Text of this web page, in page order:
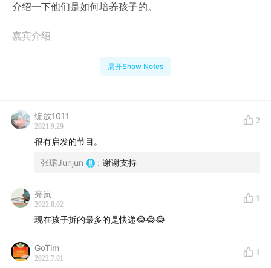
介绍一下他们是如何培养孩子的。
嘉宾介绍
赵琨，12岁开始学习编程，23年互联网从业经历，国内首
网，在创业的路上屡败屡战，在从事三年音乐教育标准化
教学互联网系统及课件研发后，创立”飞哦音乐研习社”，
在互联网与音乐教育的路上继续前行，2018年成立国内唯
一女主唱芝加哥都市蓝调乐队—–Double Beat Blues
冯越，声网Agora 合伙人、技术和服务 VP。声网 SDK 首
负责交付和服务团队。毕业于清华大学，曾在飞利浦医
疗、微软等公司任职。著名游戏黑客，业余时间开发的
展开Show Notes
绽放1011
2021.9.29
2
很有启发的节目。
张珺Junjun : 谢谢支持
亮岚
2022.8.02
1
现在孩子拆的最多的是快递😂😂😂
GoTim
2022.7.01
1